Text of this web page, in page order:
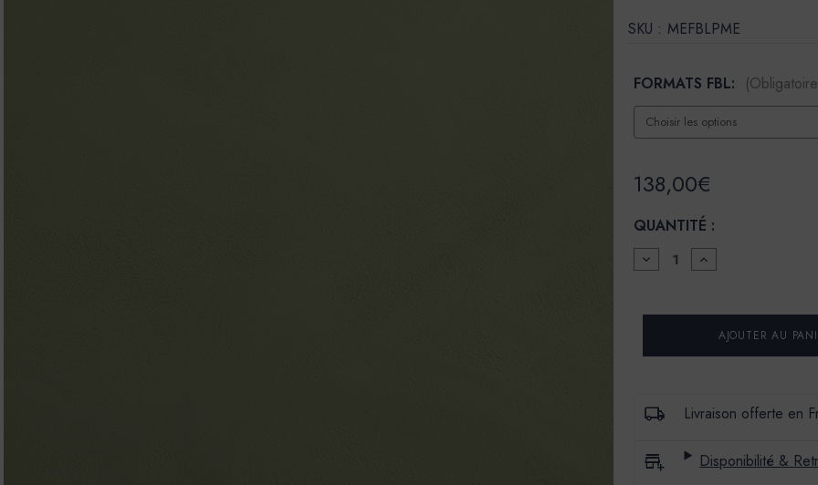
SKU : MEFBLPME
FORMATS FBL:
138,00€
QUANTITÉ :
DIMINUER
LA
FINITION
-
AUGMENTER
LA
FINITION
BÉTON
LISSE
-
Livraison offerte en
Disponibilité &